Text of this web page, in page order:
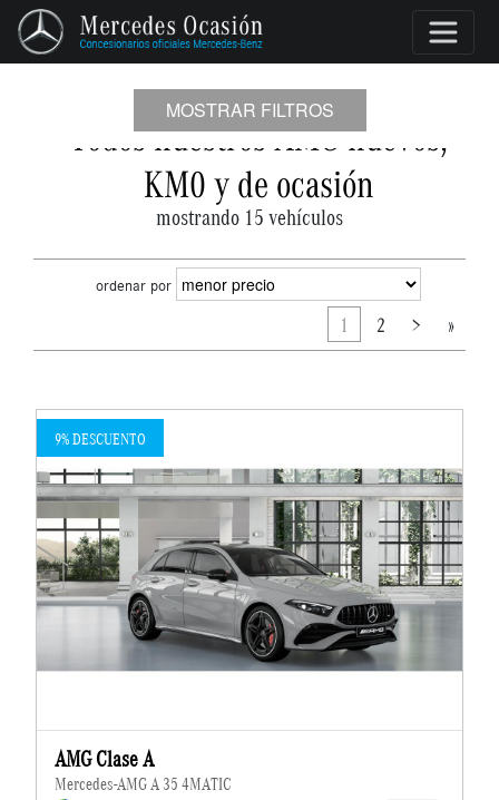
MOSTRAR FILTROS
Todos nuestros AMG nuevos,
KM0 y de ocasión
mostrando 15 vehículos
ordenar por
1 2 > »
9% DESCUENTO
AMG Clase A
Mercedes-AMG A 35 4MATIC